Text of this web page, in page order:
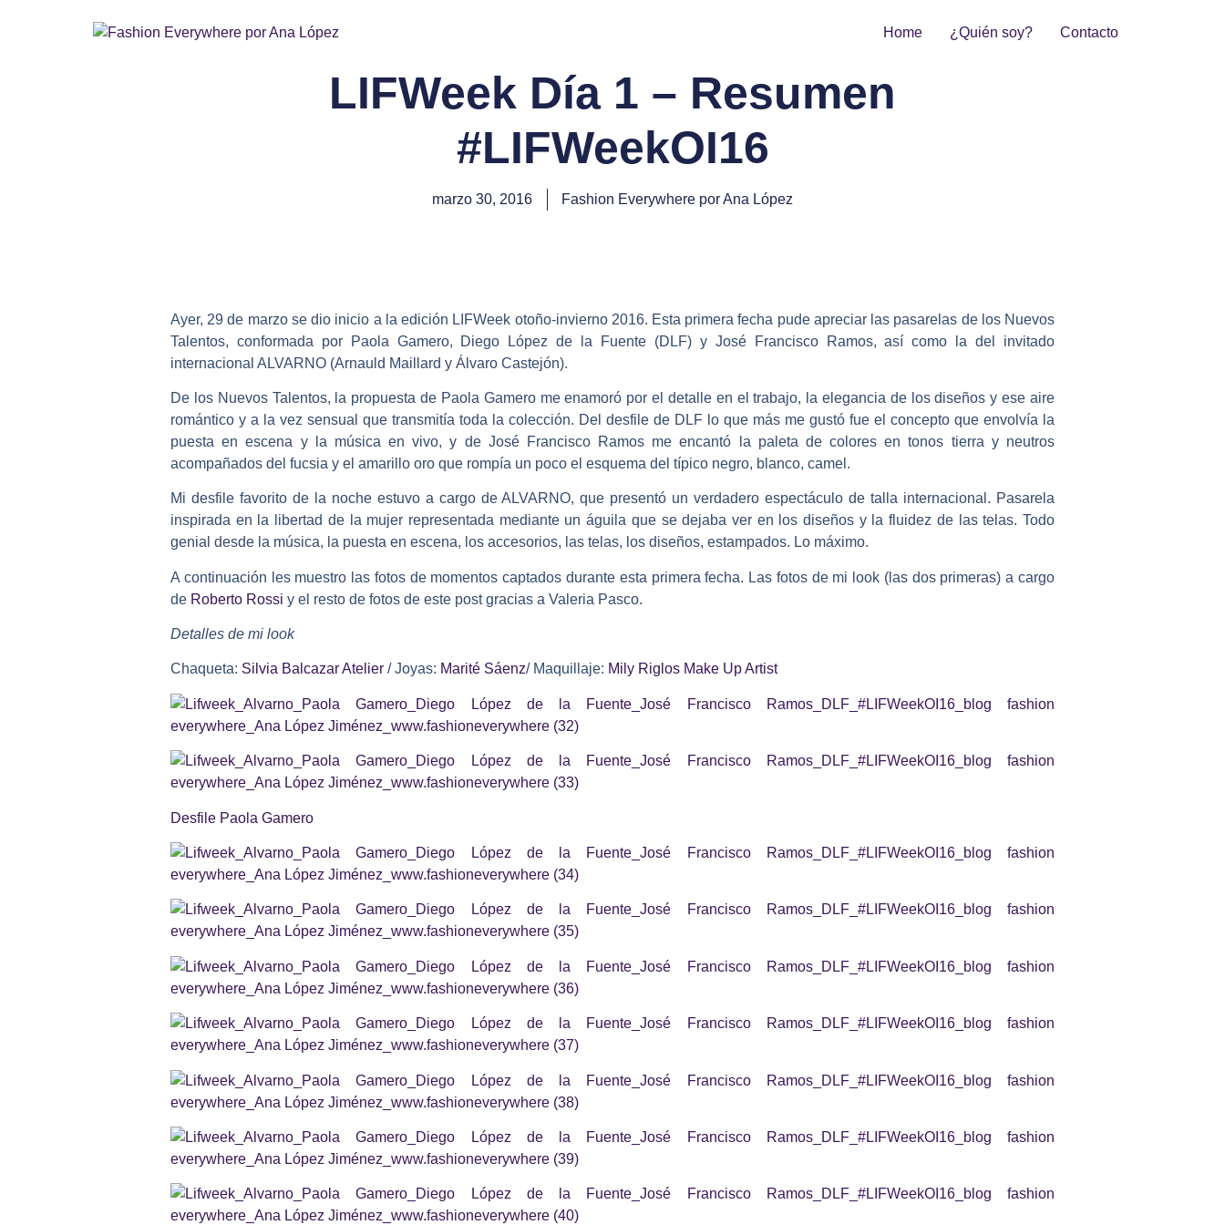
Home ¿Quién soy? Contacto
LIFWeek Día 1 – Resumen
#LIFWeekOI16
marzo 30, 2016 Fashion Everywhere por Ana López
Ayer, 29 de marzo se dio inicio a la edición LIFWeek otoño-invierno 2016. Esta primera fecha pude apreciar las pasarelas de los Nuevos
Talentos, conformada por Paola Gamero, Diego López de la Fuente (DLF) y José Francisco Ramos, así como la del invitado
internacional ALVARNO (Arnauld Maillard y Álvaro Castejón).
De los Nuevos Talentos, la propuesta de Paola Gamero me enamoró por el detalle en el trabajo, la elegancia de los diseños y ese aire
romántico y a la vez sensual que transmitía toda la colección. Del desfile de DLF lo que más me gustó fue el concepto que envolvía la
puesta en escena y la música en vivo, y de José Francisco Ramos me encantó la paleta de colores en tonos tierra y neutros
acompañados del fucsia y el amarillo oro que rompía un poco el esquema del típico negro, blanco, camel.
Mi desfile favorito de la noche estuvo a cargo de ALVARNO, que presentó un verdadero espectáculo de talla internacional. Pasarela
inspirada en la libertad de la mujer representada mediante un águila que se dejaba ver en los diseños y la fluidez de las telas. Todo
genial desde la música, la puesta en escena, los accesorios, las telas, los diseños, estampados. Lo máximo.
A continuación les muestro las fotos de momentos captados durante esta primera fecha. Las fotos de mi look (las dos primeras) a cargo
de Roberto Rossi y el resto de fotos de este post gracias a Valeria Pasco.
Detalles de mi look
Chaqueta: Silvia Balcazar Atelier / Joyas: Marité Sáenz/ Maquillaje: Mily Riglos Make Up Artist
Desfile Paola Gamero